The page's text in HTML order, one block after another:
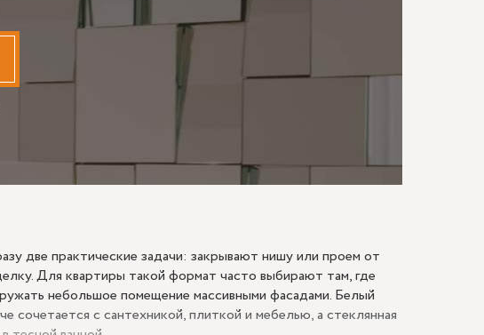
две практические задачи: закрывают нишу или проем от
Для квартиры такой формат часто выбирают там, где
небольшое помещение массивными фасадами. Белый
сочетается с сантехникой, плиткой и мебелью, а стеклянная